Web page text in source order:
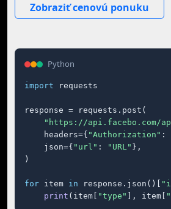
Zobraziť cenovú ponuku
Python
import requests
response = requests.post(
"https://api.facebo.com/
    headers={
"Authorization" :
    json={
"url" : "URL" },
)
for item in response.json()[
print (item[ "type" ], item[